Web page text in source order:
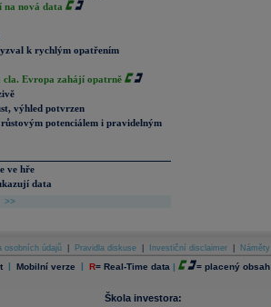
na nová data
k rychlým opatřením
cla. Evropa zahájí opatrně
výhled potvrzen
potenciálem i pravidelným
ve hře
data
>>
osobních údajů Pravidla diskuse Investiční disclaimer Náměty
| Mobilní verze | R= Real-Time data | = placený obsah
Škola investora: